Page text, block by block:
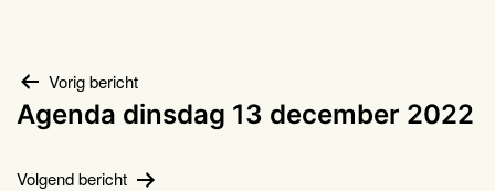
Bericht
navigatie
Vorig bericht
Agenda dinsdag 13 december 2022
Volgend bericht